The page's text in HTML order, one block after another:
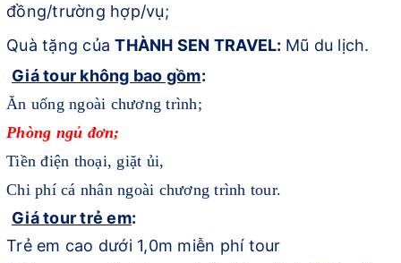
đồng/trường hợp/vụ;
Quà tặng củaTHÀNH SEN TRAVEL: Mũ du lịch.
Giá tour không bao gồm:
Ăn uống ngoài chương trình;
Phòng ngủ đơn;
Tiền điện thoại, giặt ủi,
Chi phí cá nhân ngoài chương trình tour.
Giá tour trẻ em:
Trẻ em cao dưới 1,0m miễn phí tour